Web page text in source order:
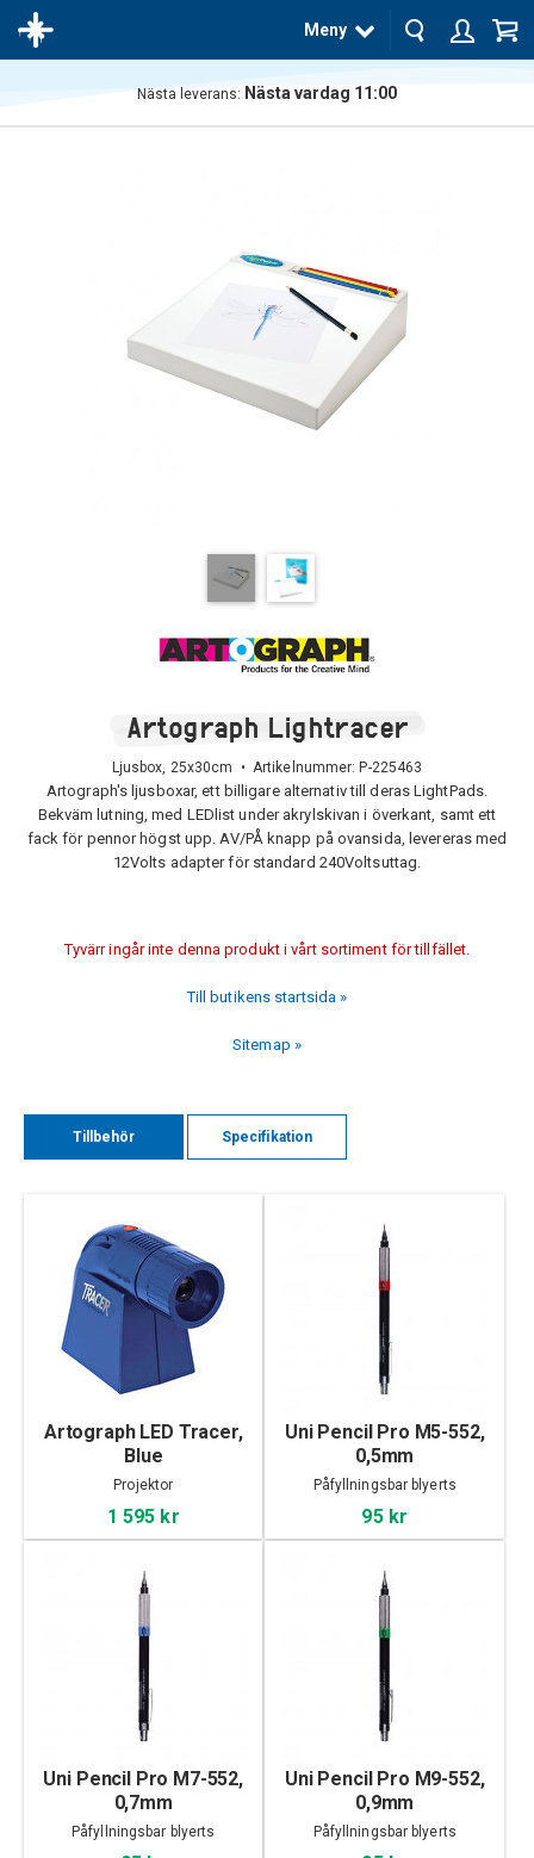
Meny
Nästa leverans: Nästa vardag 11:00
Artograph Lightracer
Ljusbox, 25x30cm • Artikelnummer: P-225463
Artograph's ljusboxar, ett billigare alternativ till deras LightPads.
Bekväm lutning, med LEDlist under akrylskivan i överkant, samt ett
fack för pennor högst upp. AV/PÅ knapp på ovansida, levereras med
12Volts adapter för standard 240Voltsuttag.
Tyvärr ingår inte denna produkt i vårt sortiment för tillfället.
Till butikens startsida »
Sitemap »
Tillbehör Specifikation
Artograph LED Tracer,
Blue
Projektor
1 595 kr
Uni Pencil Pro M5-552,
0,5mm
Påfyllningsbar blyerts
95 kr
Uni Pencil Pro M7-552,
0,7mm
Påfyllningsbar blyerts
Uni Pencil Pro M9-552,
0,9mm
Påfyllningsbar blyerts